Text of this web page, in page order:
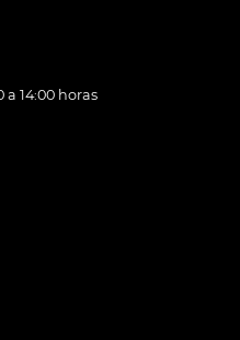
a 14:00 horas